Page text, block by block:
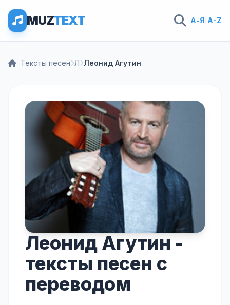
MUZTEXT А-Я A-Z
Тексты песен Л Леонид Агутин
Леонид Агутин -
тексты песен с
переводом